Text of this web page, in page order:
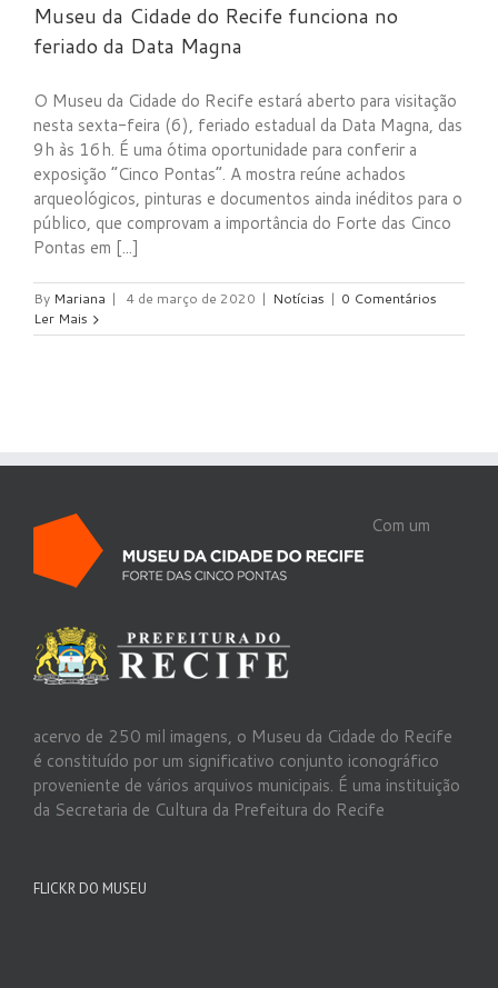
Museu da Cidade do Recife funciona no
feriado da Data Magna
O Museu da Cidade do Recife estará aberto para visitação
nesta sexta-feira (6), feriado estadual da Data Magna, das
9h às 16h. É uma ótima oportunidade para conferir a
exposição “Cinco Pontas”. A mostra reúne achados
arqueológicos, pinturas e documentos ainda inéditos para o
público, que comprovam a importância do Forte das Cinco
Pontas em [...]
By Mariana | 4 de março de 2020 | Notícias | 0 Comentários
Ler Mais
Com um
acervo de 250 mil imagens, o Museu da Cidade do Recife
é constituído por um significativo conjunto iconográfico
proveniente de vários arquivos municipais. É uma instituição
da Secretaria de Cultura da Prefeitura do Recife
FLICKR DO MUSEU